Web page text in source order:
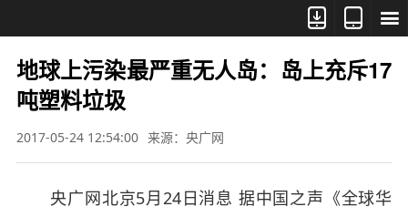



地球上污染最严重无人岛：岛上充斥17
吨塑料垃圾
2017-05-24 12:54:00 来源：央广网
央广网北京5月24日消息 据中国之声《全球华